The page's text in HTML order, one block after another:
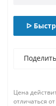
ᐅ
Цена
отличаться